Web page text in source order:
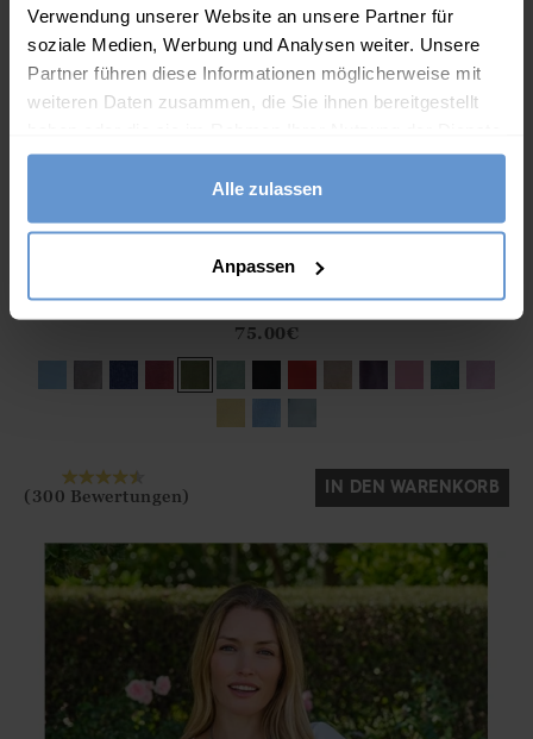
Verwendung unserer Website an unsere Partner für
soziale Medien, Werbung und Analysen weiter. Unsere
Partner führen diese Informationen möglicherweise mit
weiteren Daten zusammen, die Sie ihnen bereitgestellt
gesammelt haben.
Alle zulassen
Anpassen
?? ""
Ja Nein
Damen
75.00€
(300 Bewertungen) IN DEN WARENKORB